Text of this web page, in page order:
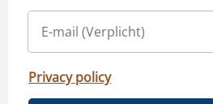
Privacy policy